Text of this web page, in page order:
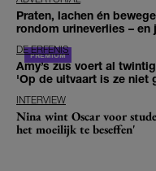
Praten, lachen én
rondom urineverlies – en
DE ERFENIS
Amy’s zus voert al
'Op de uitvaart is ze niet
INTERVIEW
Nina wint Oscar voor
het moeilijk te beseffen'